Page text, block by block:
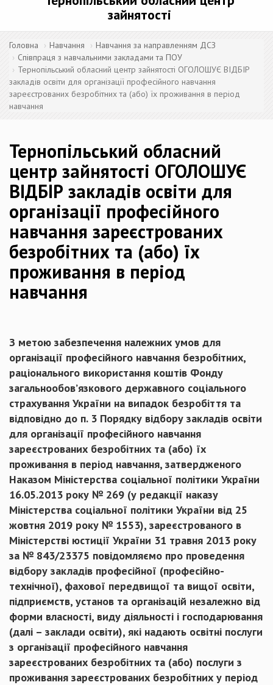
зайнятості
Головна Навчання
Навчання за направленням ДСЗ
Співпраця з навчальними закладами та ПОУ
Тернопільський обласний центр зайнятості ОГОЛОШУЄ ВІДБІР
закладів освіти для організації професійного навчання
зареєстрованих безробітних та (або) їх проживання в період
навчання
Тернопільський обласний
центр зайнятості ОГОЛОШУЄ
ВІДБІР закладів освіти для
організації професійного
навчання зареєстрованих
безробітних та (або) їх
проживання в період
навчання
З метою забезпечення належних умов для
організації професійного навчання безробітних,
раціонального використання коштів Фонду
загальнообов’язкового державного соціального
страхування України на випадок безробіття та
відповідно до п. 3 Порядку відбору закладів освіти
для організації професійного навчання
зареєстрованих безробітних та (або) їх
проживання в період навчання, затвердженого
Наказом Міністерства соціальної політики України
16.05.2013 року № 269 (у редакції наказу
Міністерства соціальної політики України від 25
жовтня 2019 року № 1553), зареєстрованого в
Міністерстві юстиції України 31 травня 2013 року
за № 843/23375 повідомляємо про проведення
відбору закладів професійної (професійно-
технічної), фахової передвищої та вищої освіти,
підприємств, установ та організацій незалежно від
форми власності, виду діяльності і господарювання
(далі – заклади освіти), які надають освітні послуги
з організації професійного навчання
зареєстрованих безробітних та (або) послуги з
проживання зареєстрованих безробітних у період